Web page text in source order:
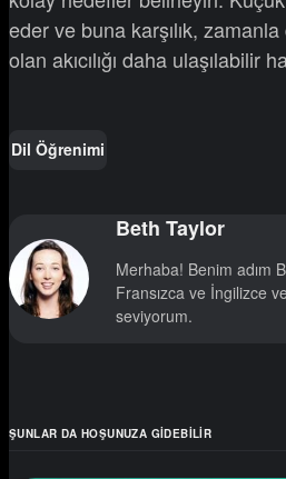
eder ve buna karşılık,
olan akıcılığı daha ulaşılabilir
Dil Öğrenimi
Beth Taylor
Merhaba! Benim adım
Fransızca ve İngilizce
seviyorum.
ŞUNLAR DA HOŞUNUZA GIDEBILIR